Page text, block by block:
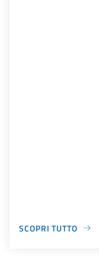
SCOPRI TUTTO